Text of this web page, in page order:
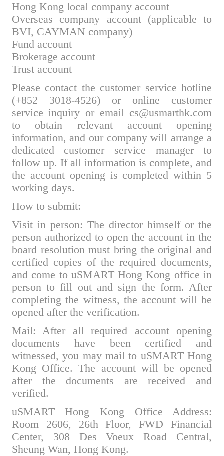
Hong Kong local company account
Overseas company account (applicable to
BVI, CAYMAN company)
Fund account
Brokerage account
Trust account
Please contact the customer service hotline
(+852 3018-4526) or online customer
service inquiry or email cs@usmarthk.com
to obtain relevant account opening
information, and our company will arrange a
dedicated customer service manager to
follow up. If all information is complete, and
the account opening is completed within 5
working days.
How to submit:
Visit in person: The director himself or the
person authorized to open the account in the
board resolution must bring the original and
certified copies of the required documents,
and come to uSMART Hong Kong office in
person to fill out and sign the form. After
completing the witness, the account will be
opened after the verification.
Mail: After all required account opening
documents have been certified and
witnessed, you may mail to uSMART Hong
Kong Office. The account will be opened
after the documents are received and
verified.
uSMART Hong Kong Office Address:
Room 2606, 26th Floor, FWD Financial
Center, 308 Des Voeux Road Central,
Sheung Wan, Hong Kong.